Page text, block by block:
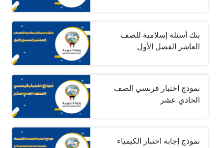
بنك أسئلة إسلامية للصف
العاشر الفصل الأول
نموذج اختبار فرنسي الصف
الحادي عشر
نموذج إجابة اختبار الكيمياء